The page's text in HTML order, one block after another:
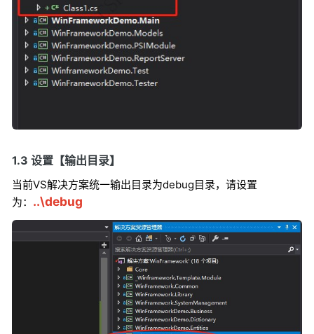
1.3 设置【输出目录】
当前VS解决方案统一输出目录为debug目录，请设置
为： ..\debug